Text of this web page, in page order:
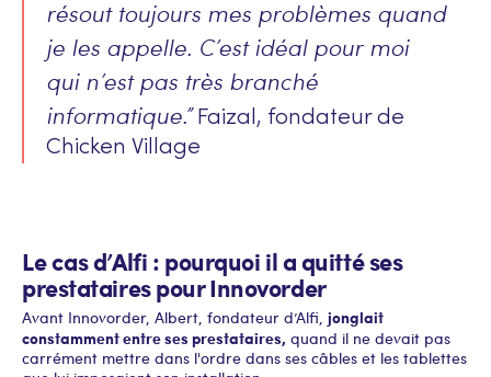
résout toujours mes problèmes quand
je les appelle. C’est idéal pour moi
qui n’est pas très branché
informatique.” Faizal, fondateur de
Chicken Village
Le cas d’Alfi : pourquoi il a quitté ses
prestataires pour Innovorder
Avant Innovorder, Albert, fondateur d’Alfi, jonglait
constamment entre ses prestataires, quand il ne devait pas
carrément mettre dans l'ordre dans ses câbles et les tablettes